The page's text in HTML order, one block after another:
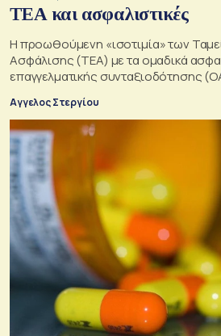
ΤΕΑ και ασφαλιστικές
Η προωθούμενη «ισοτιμία» των
Ασφάλισης (ΤΕΑ) με τα ομαδικά
επαγγελματικής συνταξιοδότησης
ασφαλιστικών επιχειρήσεων
Αγγελος Στεργίου